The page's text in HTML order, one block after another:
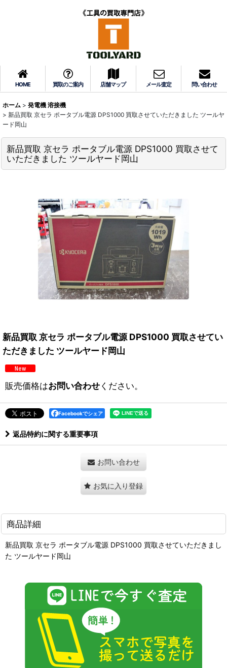
HOME 買取のご案内 店舗マップ メール査定 問い合わせ
ホーム > 発電機 溶接機
> 新品買取 京セラ ポータブル電源 DPS1000 買取させていただきました ツールヤ
ード岡山
新品買取 京セラ ポータブル電源 DPS1000 買取させて
いただきました ツールヤード岡山
新品買取 京セラ ポータブル電源 DPS1000 買取させてい
ただきました ツールヤード岡山
販売価格はお問い合わせください。
Facebookでシェア
返品特約に関する重要事項
お問い合わせ
お気に入り登録
商品詳細
新品買取 京セラ ポータブル電源 DPS1000 買取させていただきまし
た ツールヤード岡山